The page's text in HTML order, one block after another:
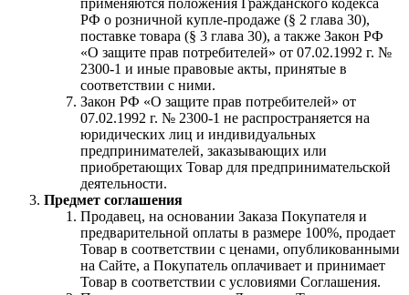
РФ о розничной купле-продаже (§ 2 глава 30),
поставке товара (§ 3 глава 30), а также Закон РФ
«О защите прав потребителей» от 07.02.1992 г. №
2300-1 и иные правовые акты, принятые в
соответствии с ними.
Закон РФ «О защите прав потребителей» от
07.02.1992 г. № 2300-1 не распространяется на
юридических лиц и индивидуальных
предпринимателей, заказывающих или
приобретающих Товар для предпринимательской
деятельности.
Предмет соглашения
Продавец, на основании Заказа Покупателя и
предварительной оплаты в размере 100%, продает
Товар в соответствии с ценами, опубликованными
на Сайте, а Покупатель оплачивает и принимает
Товар в соответствии с условиями Соглашения.